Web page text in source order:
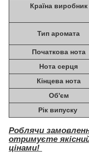
Країна виробник
Тип аромата
Початкова нота
Нота серця
Кінцева нота
Об'єм
Рік випуску
Роблячи
отримуєте
цінами!